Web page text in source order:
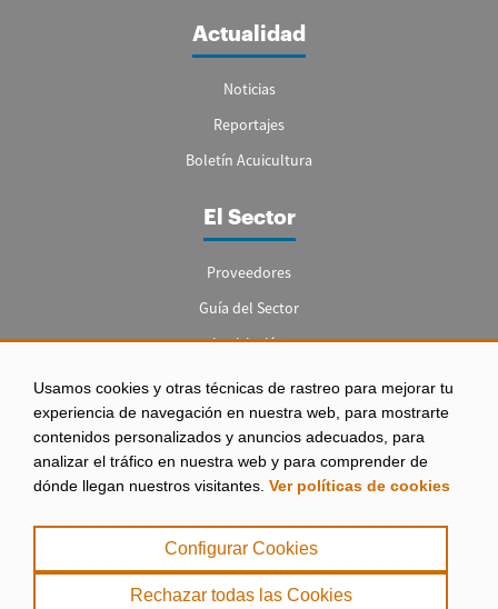
Usamos cookies y otras técnicas de rastreo para mejorar tu
experiencia de navegación en nuestra web, para mostrarte
contenidos personalizados y anuncios adecuados, para
analizar el tráfico en nuestra web y para comprender de
dónde llegan nuestros visitantes. Ver políticas de cookies
Configurar Cookies
Rechazar todas las Cookies
Actualidad
Noticias
Reportajes
Boletín Acuicultura
El Sector
Proveedores
Guía del Sector
Legislación
Empleo
Aviso legal
|
Política de Privacidad
|